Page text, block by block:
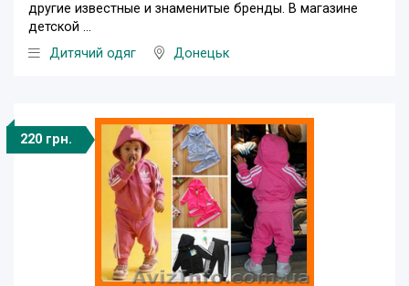
другие известные и знаменитые бренды. В магазине
детской ...
Дитячий одяг
Донецьк
220 грн.